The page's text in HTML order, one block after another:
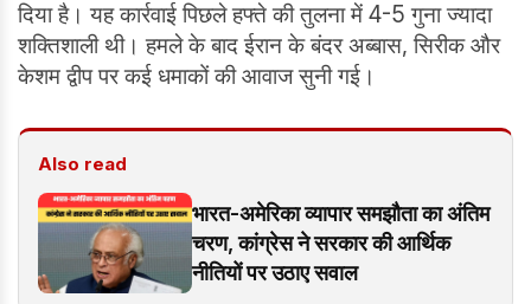
दिया है। यह कार्रवाई पिछले हफ्ते की तुलना में 4-5 गुना ज्यादा
शक्तिशाली थी। हमले के बाद ईरान के बंदर अब्बास, सिरीक और
केशम द्वीप पर कई धमाकों की आवाज सुनी गई।
Also read
भारत-अमेरिका व्यापार समझौता का अंतिम
चरण, कांग्रेस ने सरकार की आर्थिक
नीतियों पर उठाए सवाल